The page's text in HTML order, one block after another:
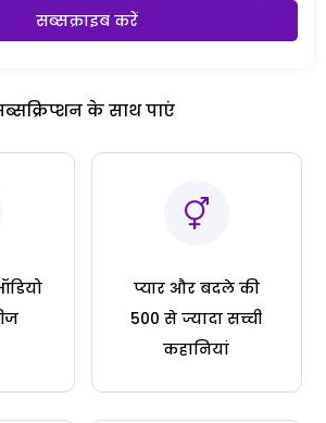
सब्सक्राइब करें
के साथ पाएं
प्यार और बदले की
500 से ज्यादा सच्ची
कहानियां